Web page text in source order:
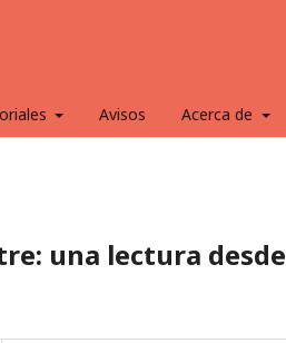
Avisos Acerca de
una lectura desde